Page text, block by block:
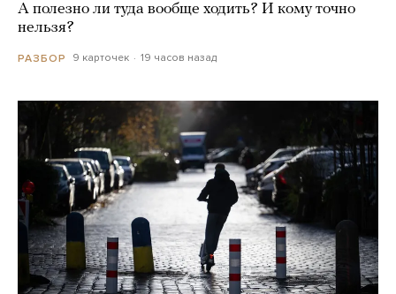
А полезно ли туда вообще ходить? И кому точно
нельзя?
РАЗБОР 9 карточек 19 часов назад